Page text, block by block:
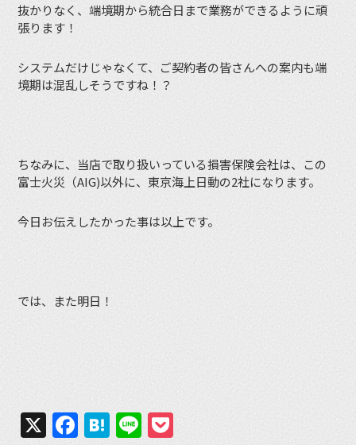
抜かりなく、端境期から統合日まで業務ができるように頑
張ります！
システムだけじゃなくて、ご契約者の皆さんへの案内も端
境期は混乱しそうですね！？
ちなみに、当店で取り扱いっている損害保険会社は、この
富士火災（AIG)以外に、東京海上日動の2社になります。
今日お伝えしたかった事は以上です。
では、また明日！
X Facebook
Hatena
Line